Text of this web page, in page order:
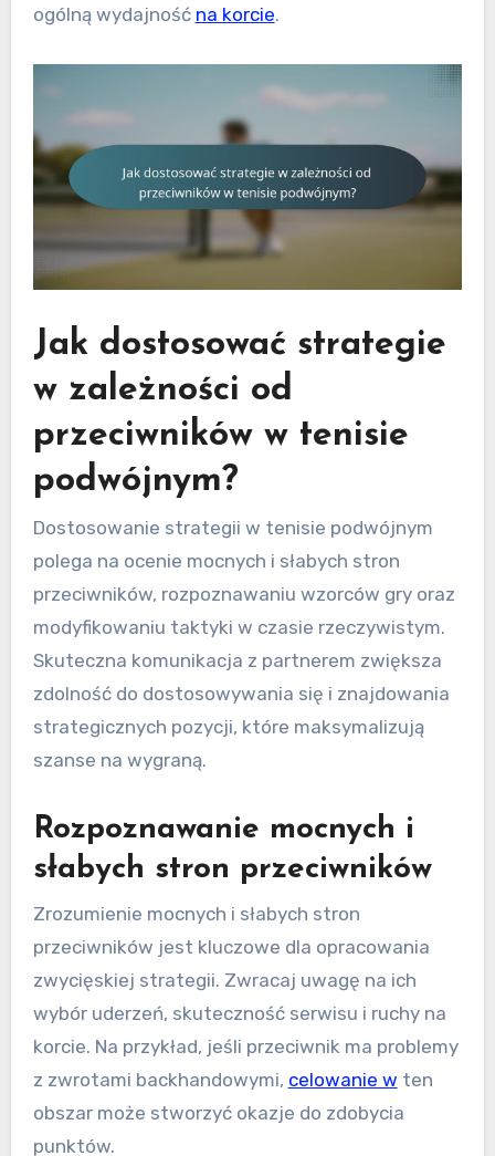
ogólną wydajność na korcie.
Jak dostosować strategie
w zależności od
przeciwników w tenisie
podwójnym?
Dostosowanie strategii w tenisie podwójnym
polega na ocenie mocnych i słabych stron
przeciwników, rozpoznawaniu wzorców gry oraz
modyfikowaniu taktyki w czasie rzeczywistym.
Skuteczna komunikacja z partnerem zwiększa
zdolność do dostosowywania się i znajdowania
strategicznych pozycji, które maksymalizują
szanse na wygraną.
Rozpoznawanie mocnych i
słabych stron przeciwników
Zrozumienie mocnych i słabych stron
przeciwników jest kluczowe dla opracowania
zwycięskiej strategii. Zwracaj uwagę na ich
wybór uderzeń, skuteczność serwisu i ruchy na
korcie. Na przykład, jeśli przeciwnik ma problemy
z zwrotami backhandowymi, celowanie w ten
obszar może stworzyć okazje do zdobycia
punktów.